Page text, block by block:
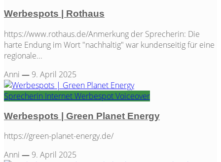
Werbespots | Rothaus
https://www.rothaus.de/Anmerkung der Sprecherin: Die
harte Endung im Wort "nachhaltig" war kundenseitig für eine
regionale...
Anni — 9. April 2025
Sprecherin InternetWerbespotVoiceover
Werbespots | Green Planet Energy
https://green-planet-energy.de/
Anni — 9. April 2025